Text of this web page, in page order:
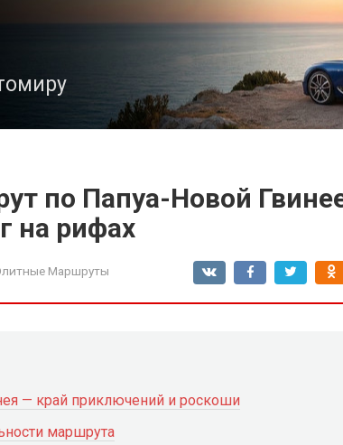
по Папуа-Новой
на рифах
Маршруты
— край приключений и роскоши
маршрута